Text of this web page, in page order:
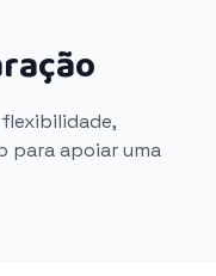
para apoiar uma